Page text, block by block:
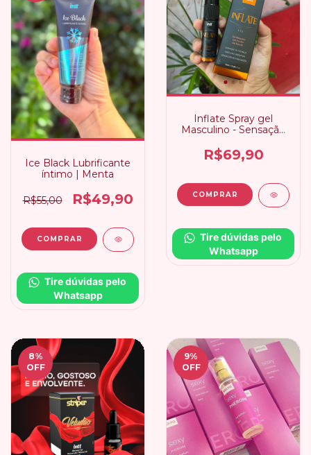
Ice Black Lubrificante
íntimo | Menta
R$55,00 R$49,90
Tire dúvidas pelo
Whatsapp
Inflate Spray gel
Masculino - Sensação
R$69,90
Tire dúvidas pelo
Whatsapp
8%
OFF
9%
OFF